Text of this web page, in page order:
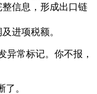
信息，形成出口链
进项税额。
异常标记。你不报，
。